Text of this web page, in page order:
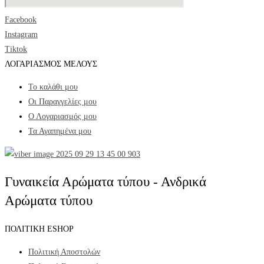
Facebook
Instagram
Tiktok
ΛΟΓΑΡΙΑΣΜΟΣ ΜΕΛΟΥΣ
Το καλάθι μου
Οι Παραγγελίες μου
Ο Λογαριασμός μου
Τα Αγαπημένα μου
Γυναικεία Αρώματα τύπου - Ανδρικά
Αρώματα τύπου
ΠΟΛΙΤΙΚΗ ESHOP
Πολιτική Αποστολών